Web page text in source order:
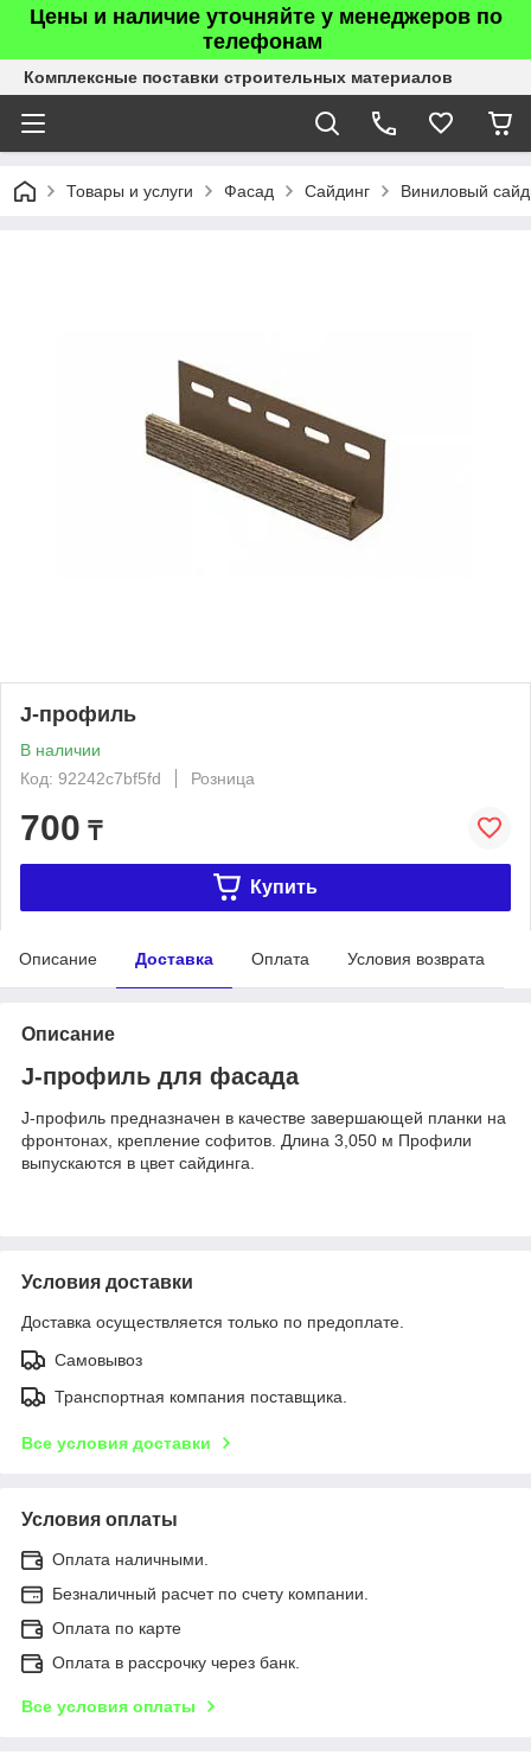
Цены и наличие уточняйте у менеджеров по
телефонам
Комплексные поставки строительных материалов
Товары и услуги Фасад Сайдинг Виниловый
J-профиль
В наличии
Код: 92242c7bf5fd
Розница
700 ₸
Купить
Описание Доставка Оплата Условия возврата
Описание
J-профиль для фасада
J-профиль предназначен в качестве завершающей планки на
фронтонах, крепление софитов. Длина 3,050 м Профили
выпускаются в цвет сайдинга.
Условия доставки
Доставка осуществляется только по предоплате.
Самовывоз
Транспортная компания поставщика.
Все условия доставки
Условия оплаты
Оплата наличными.
Безналичный расчет по счету компании.
Оплата по карте
Оплата в рассрочку через банк.
Все условия оплаты